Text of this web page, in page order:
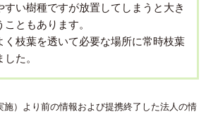
すい樹種ですが放置してしまうと大き
ともあります。
く枝葉を透いて必要な場所に常時枝葉
た。
）より前の情報および提携終了した法人の情